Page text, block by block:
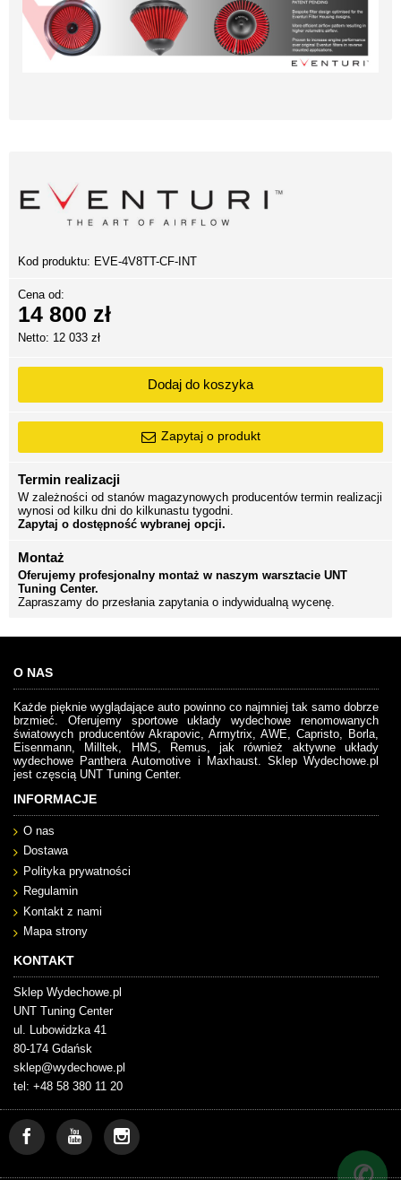
Kod produktu: EVE-4V8TT-CF-INT
Cena od:
14 800 zł
Netto: 12 033 zł
Dodaj do koszyka
Zapytaj o produkt
Termin realizacji
W zależności od stanów magazynowych producentów termin realizacji
wynosi od kilku dni do kilkunastu tygodni.
Zapytaj o dostępność wybranej opcji.
Montaż
Oferujemy profesjonalny montaż w naszym warsztacie UNT
Tuning Center.
Zapraszamy do przesłania zapytania o indywidualną wycenę.
O NAS
Każde pięknie wyglądające auto powinno co najmniej tak samo dobrze
brzmieć. Oferujemy sportowe układy wydechowe renomowanych
światowych producentów Akrapovic, Armytrix, AWE, Capristo, Borla,
Eisenmann, Milltek, HMS, Remus, jak również aktywne układy
wydechowe Panthera Automotive i Maxhaust. Sklep Wydechowe.pl
jest częscią UNT Tuning Center.
INFORMACJE
O nas
Dostawa
Polityka prywatności
Regulamin
Kontakt z nami
Mapa strony
KONTAKT
Sklep Wydechowe.pl
UNT Tuning Center
ul. Lubowidzka 41
80-174 Gdańsk
sklep@wydechowe.pl
tel: +48 58 380 11 20